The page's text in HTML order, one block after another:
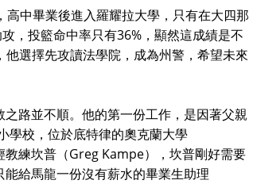
中畢業後進入羅耀拉大學，只有在大四那
，投籃命中率只有36%，顯然這成績是不
選擇先攻讀法學院，成為州警，希望未來
路並不順。他的第一份工作，是因著父親
學校，位於底特律的奧克蘭大學
教練坎普（Greg Kampe），坎普剛好需要
給馬龍一份沒有薪水的畢業生助理